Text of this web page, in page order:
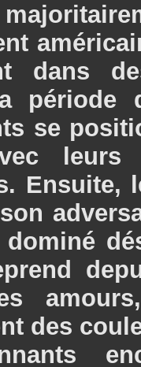
dans
période
se
leurs
Ensuite,
des